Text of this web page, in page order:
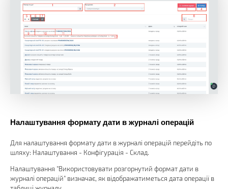
Налаштування формату дати в журналі операцій
Для налаштування формату дати в журналі операцій перейдіть по
шляху: Налаштування - Конфігурація - Склад.
Налаштування "Використовувати розгорнутий формат дати в
журналі операцій" визначає, як відображатиметься дата операції в